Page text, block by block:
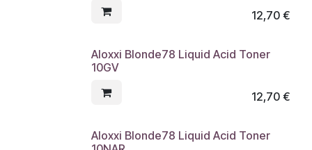
12,70€
Aloxxi Blonde78 Liquid Acid Toner
10GV
12,70€
Aloxxi Blonde78 Liquid Acid Toner